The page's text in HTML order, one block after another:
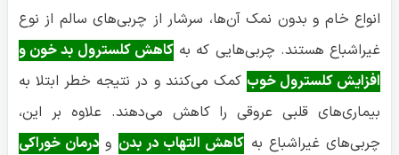
انواع خام و بدون نمک آن‌ها، سرشار از چربی‌های سالم از نوع
غیراشباع هستند. چربی‌هایی که بهکاهش کلسترول بد خون و
افزایش کلسترول خوب کمک می‌کنند و در نتیجه خطر ابتلا به
بیماری‌های قلبی عروقی را کاهش می‌دهند. علاوه بر این،
چربی‌های غیراشباع به کاهش التهاب در بدن و درمان خوراکی